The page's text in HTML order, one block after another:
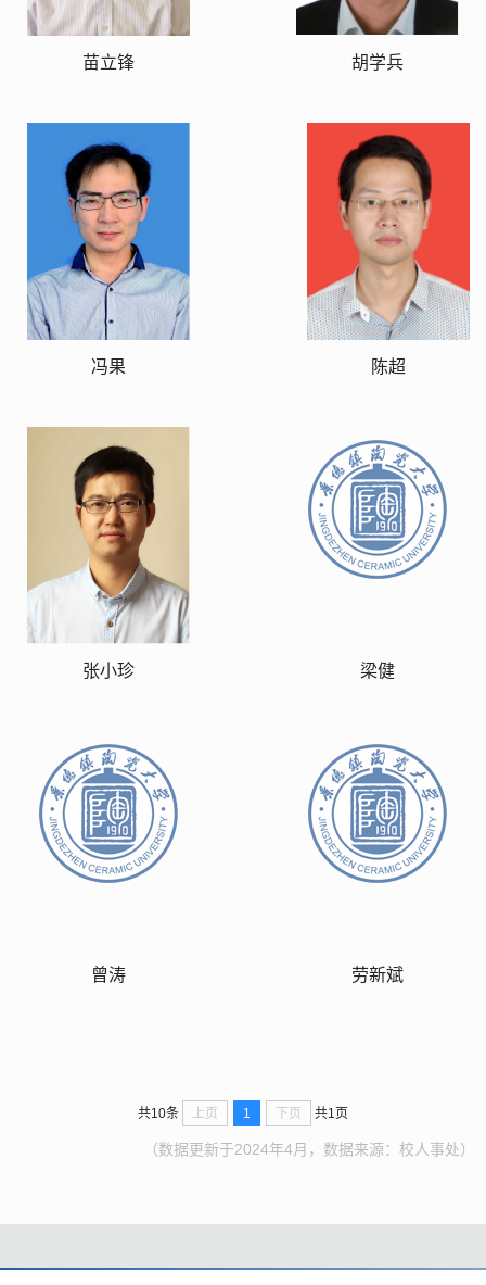
苗立锋 胡学兵
冯果 陈超
张小珍 梁健
曾涛 劳新斌
共10条 上页 1 下页 共1页
（数据更新于2024年4月，数据来源：校人事处）